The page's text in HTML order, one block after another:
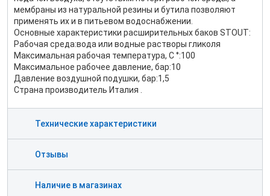
мембраны из натуральной резины и бутила позволяют
применять их и в питьевом водоснабжении.
Основные характеристики расширительных баков STOUT:
Рабочая среда:вода или водные растворы гликоля
Максимальная рабочая температура, С °:100
Максимальное рабочее давление, бар:10
Давление воздушной подушки, бар:1,5
Страна производитель Италия .
Технические характеристики
Отзывы
Наличие в магазинах